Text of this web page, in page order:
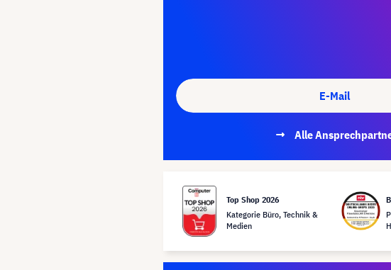
E-Mail
Alle
Top Shop 2026
Kategorie Büro, Technik &
Medien